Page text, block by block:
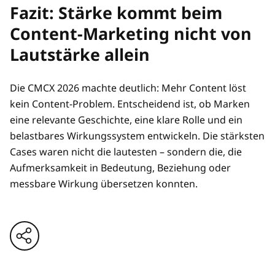
Fazit: Stärke kommt beim
Content-Marketing nicht von
Lautstärke allein
Die CMCX 2026 machte deutlich: Mehr Content löst
kein Content-Problem. Entscheidend ist, ob Marken
eine relevante Geschichte, eine klare Rolle und ein
belastbares Wirkungssystem entwickeln. Die stärksten
Cases waren nicht die lautesten – sondern die, die
Aufmerksamkeit in Bedeutung, Beziehung oder
messbare Wirkung übersetzen konnten.